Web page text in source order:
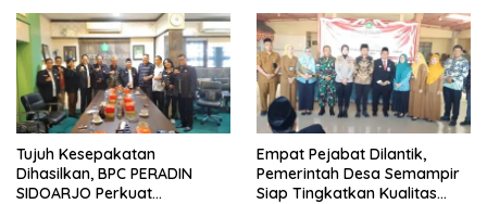
Tujuh Kesepakatan
Dihasilkan, BPC PERADIN
SIDOARJO Perkuat
Empat Pejabat Dilantik,
Pemerintah Desa Semampir
Siap Tingkatkan Kualitas